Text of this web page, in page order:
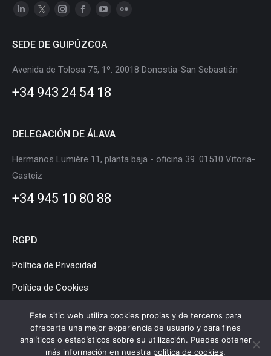
Linkedin
opens
window
X
opens
window
Instagram
opens
in
window
opens
in
window
opens
in
window
in
SEDE DE GUIPÚZCOA
Avenida de Tolosa 75, 1º. 20018 Donostia-San Sebastián
+34 943 24 54 18
DELEGACIÓN DE ÁLAVA
Hermanos Lumière 11, planta baja - oficina 39. 01510 Vitoria-
Gasteiz
+34 945 10 80 88
RGPD
Política de Privacidad
Política de Cookies
Aviso Legal
Este sitio web utiliza cookies propias y de terceros para
ofrecerte una mejor experiencia de usuario y para fines
analíticos o estadísticos sobre su utilización. Puedes obtener
más información en nuestra política de cookies.